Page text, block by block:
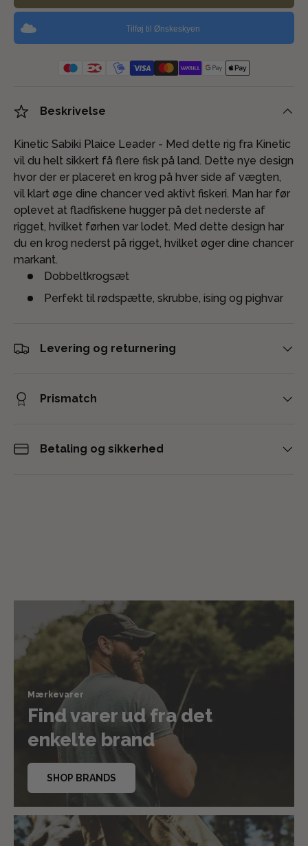
Tilføj til Ønskeskyen
Beskrivelse
Kinetic Sabiki Plaice Leader - Med dette rig fra Kinetic
vil du helt sikkert få flere fisk på land. Dette nye design
hvor der er placeret en krog på hver side af vægten,
vil klart øge dine chancer ved aktivt fiskeri. Man har før
oplevet at fladfiskene hugger på det nederste af
rigget, hvilket førhen var lodet. Med dette design har
du en krog nederst på rigget, hvilket øger dine chancer
markant.
Dobbeltkrogsæt
Perfekt til rødspætte, skrubbe, ising og pighvar
Levering og returnering
Prismatch
Betaling og sikkerhed
Mærkevarer
Find varer ud fra det
enkelte brand
SHOP BRANDS